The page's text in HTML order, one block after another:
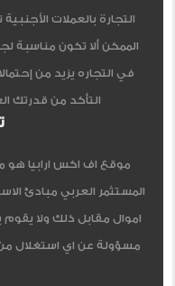
التجارة بالعملات
الممكن ألا تكون مناسبة
في التجاره يزيد من
التأكد من قدرتك
موقع اف اكس ارابيا
المستثمر العربي مبادئ
اموال مقابل ذلك ولا يقوم
مسؤولة عن اي استغلال